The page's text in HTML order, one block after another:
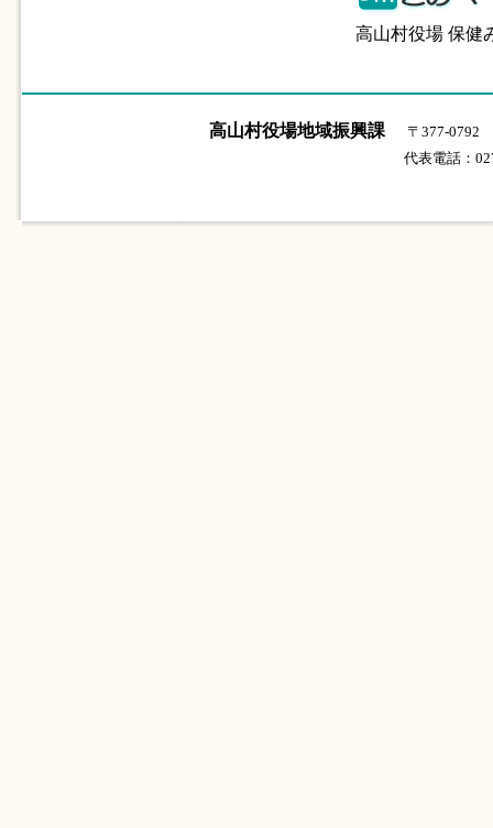
高山村役場 保健
高山村役場地域振興課
〒377-0792
代表電話：